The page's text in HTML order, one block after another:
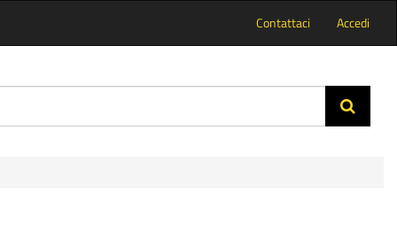
Contattaci Accedi